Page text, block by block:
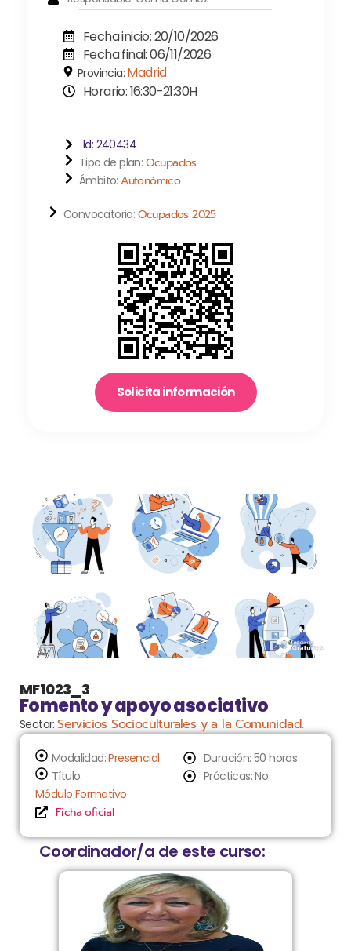
Fecha inicio: 20/10/2026
Fecha final: 06/11/2026
Provincia: Madrid
Horario: 16:30-21:30H
Id: 240434
Tipo de plan: Ocupados
Ámbito:Autonómico
Convocatoria: Ocupados 2025
Solicita información
MF1023_3
Fomento y apoyo asociativo
Sector:Servicios Socioculturales y a la Comunidad.
Modalidad:Presencial
Título:
Módulo Formativo
Ficha oficial
Duración: 50 horas
Prácticas: No
Coordinador/a de este curso: